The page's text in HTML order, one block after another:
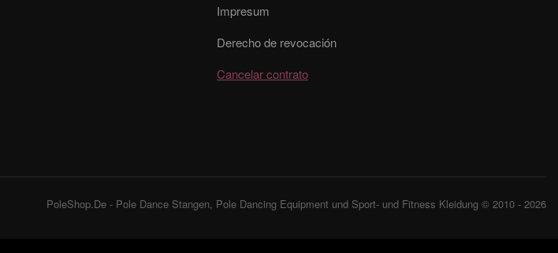
Impresum
Derecho de revocación
Cancelar contrato
PoleShop.De - Pole Dance Stangen, Pole Dancing Equipment und Sport- und Fitness Kleidung © 2010 - 2026